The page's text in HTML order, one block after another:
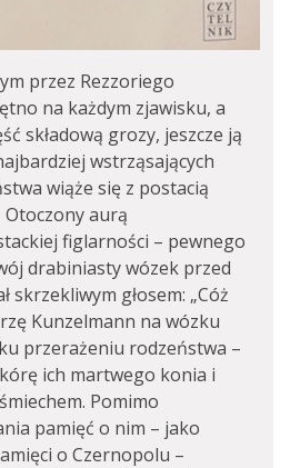
przez Rezzoriego
na każdym zjawisku, a
składową grozy, jeszcze ją
wstrząsających
wiąże się z postacią
Otoczony aurą
figlarności – pewnego
drabiniasty wózek przed
skrzekliwym głosem: „Cóż
Kunzelmann na wózku
przerażeniu rodzeństwa –
ich martwego konia i
Pomimo
pamięć o nim – jako
o Czernopolu –